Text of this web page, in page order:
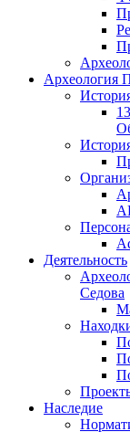
Археология
Деятельность
Седова
Наследие